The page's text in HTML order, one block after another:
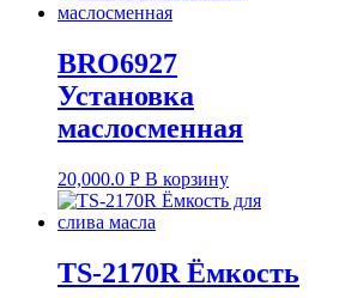
BRO6927
Установка
маслосменная
20,000.0 Р В корзину
TS-2170R Ёмкость